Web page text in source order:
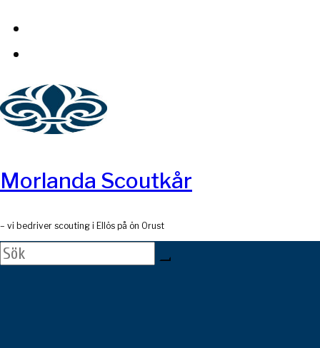
Skip
content
Morlanda Scoutkår
– vi bedriver scouting i Ellös på ön Orust